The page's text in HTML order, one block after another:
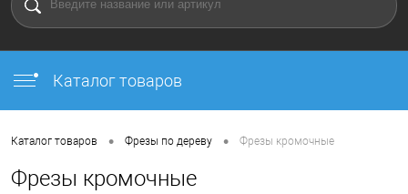
Каталог товаров
Каталог товаров • Фрезы по дереву • Фрезы кромочные
Фрезы кромочные